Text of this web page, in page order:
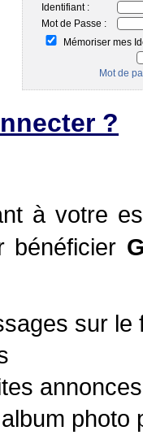
Identifiant :
Mot de Passe :
Mémoriser mes
Mot de
?
à votre
bénéficier
sur le
annonces